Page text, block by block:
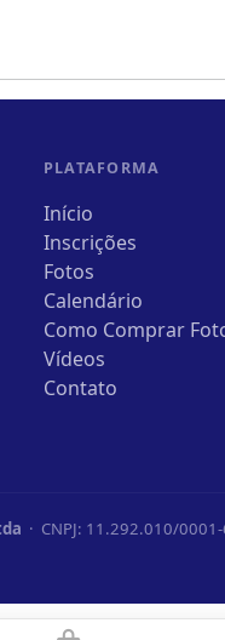
PLATAFORMA
Início
Inscrições
Fotos
Calendário
Como Comprar
Vídeos
Contato
· CNPJ: 11.292.010/